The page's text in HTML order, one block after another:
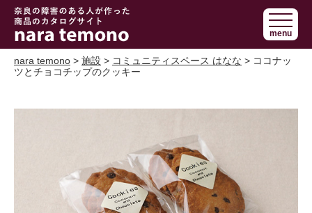
奈良で障害の
ある人の手作
り商品 nara
temono
menu
nara temono > 施設 > コミュニティスペース はなな > ココナッ
ツとチョコチップのクッキー